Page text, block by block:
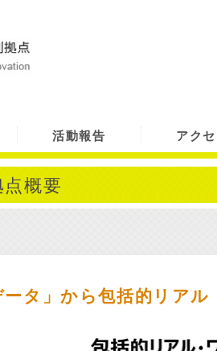
活動報告 アク
点概要
タ」から包括的リアル